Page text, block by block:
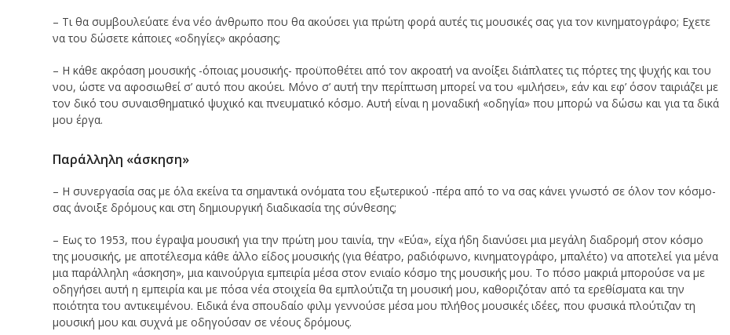
– Τι θα συμβουλεύατε ένα νέο άνθρωπο που θα ακούσει για πρώτη φορά αυτές τις μουσικές σας για τον κινηματογράφο; Εχετε
να του δώσετε κάποιες «οδηγίες» ακρόασης;
– Η κάθε ακρόαση μουσικής -όποιας μουσικής- προϋποθέτει από τoν ακροατή να ανοίξει διάπλατες τις πόρτες της ψυχής και του
νου, ώστε να αφοσιωθεί σ’ αυτό που ακούει. Μόνο σ’ αυτή την περίπτωση μπορεί να του «μιλήσει», εάν και εφ’ όσον ταιριάζει με
τον δικό του συναισθηματικό ψυχικό και πνευματικό κόσμο. Αυτή είναι η μοναδική «οδηγία» που μπορώ να δώσω και για τα δικά
μου έργα.
Παράλληλη «άσκηση»
– Η συνεργασία σας με όλα εκείνα τα σημαντικά ονόματα του εξωτερικού -πέρα από το να σας κάνει γνωστό σε όλον τον κόσμο-
σας άνοιξε δρόμους και στη δημιουργική διαδικασία της σύνθεσης;
– Εως το 1953, που έγραψα μουσική για την πρώτη μου ταινία, την «Εύα», είχα ήδη διανύσει μια μεγάλη διαδρομή στον κόσμο
της μουσικής, με αποτέλεσμα κάθε άλλο είδος μουσικής (για θέατρο, ραδιόφωνο, κινηματογράφο, μπαλέτο) να αποτελεί για μένα
μια παράλληλη «άσκηση», μια καινούργια εμπειρία μέσα στον ενιαίο κόσμο της μουσικής μου. Το πόσο μακριά μπορούσε να με
οδηγήσει αυτή η εμπειρία και με πόσα νέα στοιχεία θα εμπλούτιζα τη μουσική μου, καθοριζόταν από τα ερεθίσματα και την
ποιότητα του αντικειμένου. Ειδικά ένα σπουδαίο φιλμ γεννούσε μέσα μου πλήθος μουσικές ιδέες, που φυσικά πλούτιζαν τη
μουσική μου και συχνά με οδηγούσαν σε νέους δρόμους.